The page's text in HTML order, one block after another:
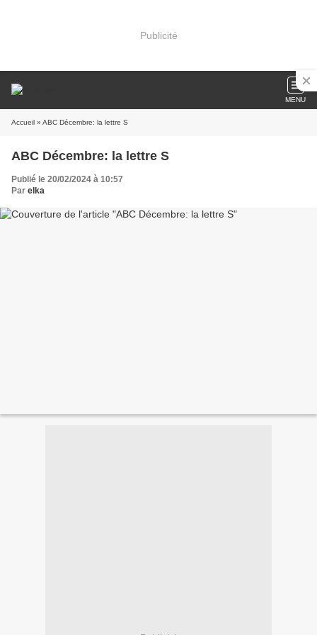
Publicité
MENU
Accueil » ABC Décembre: la lettre S
ABC Décembre: la lettre S
Publié le 20/02/2024 à 10:57
Par elka